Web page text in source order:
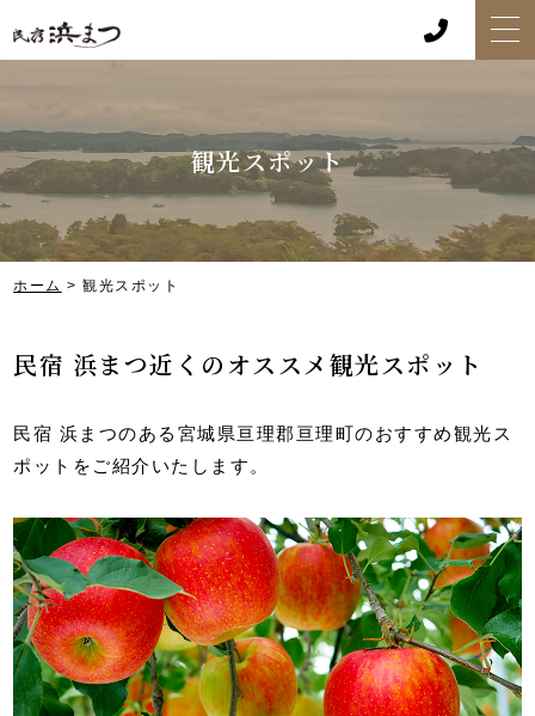
観光スポット
ホーム > 観光スポット
民宿 浜まつ近くのオススメ観光スポット
民宿 浜まつのある宮城県亘理郡亘理町のおすすめ観光ス
ポットをご紹介いたします。